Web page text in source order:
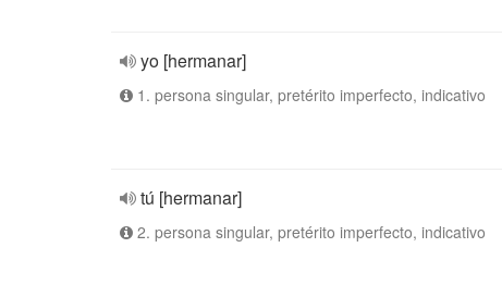
yo [hermanar]
1. persona singular, pretérito imperfecto, indicativo
tú [hermanar]
2. persona singular, pretérito imperfecto, indicativo